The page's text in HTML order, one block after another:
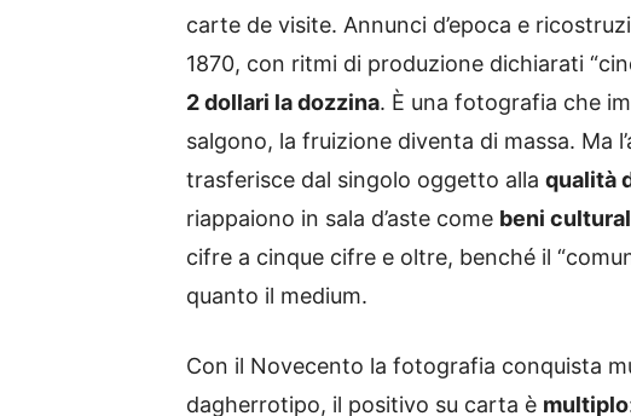
carte de visite. Annunci d’epoca e
1870, con ritmi di produzione dichiarati
2 dollari la dozzina. È una fotografia che
salgono, la fruizione diventa di massa. Ma
trasferisce dal singolo oggetto alla qualità
riappaiono in sala d’aste come beni
cifre a cinque cifre e oltre, benché il
quanto il medium.
Con il Novecento la fotografia conquista
dagherrotipo, il positivo su carta è multiplo